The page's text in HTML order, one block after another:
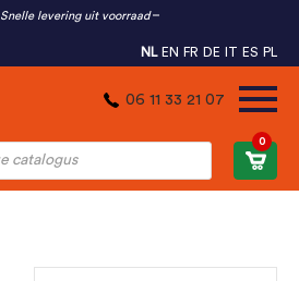
Snelle levering uit voorraad
NL EN FR DE IT ES PL
06 11 33 21 07
0